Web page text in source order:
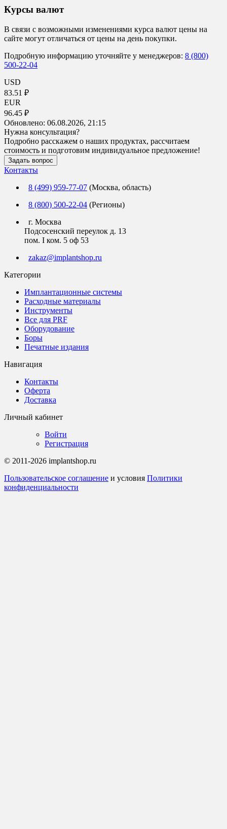
Курсы валют
В связи с возможными изменениями курса валют цены на
сайте могут отличаться от цены на день покупки.
Подробную информацию уточняйте у менеджеров: 8 (800)
500-22-04
USD
83.51 ₽
EUR
96.45 ₽
Обновлено: 06.08.2026, 21:15
Нужна консультация?
Подробно расскажем о наших продуктах, рассчитаем
стоимость и подготовим индивидуальное предложение!
Задать вопрос
Контакты
8 (499) 959-77-07 (Москва, область)
8 (800) 500-22-04 (Регионы)
г. Москва
Подсосенский переулок д. 13
пом. I ком. 5 оф 53
zakaz@implantshop.ru
Категории
Имплантационные системы
Расходные материалы
Инструменты
Все для PRF
Оборудование
Боры
Печатные издания
Навигация
Контакты
Оферта
Доставка
Личный кабинет
Войти
Регистрация
© 2011-2026 implantshop.ru
Пользовательское соглашение и условия Политики
конфиденциальности